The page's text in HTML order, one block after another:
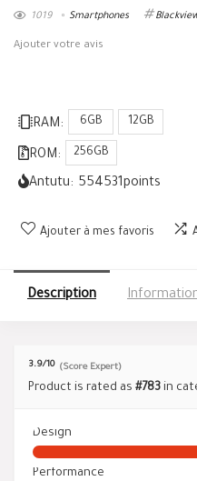
1019 Smartphones
Ajouter votre avis
RAM: 6GB 12GB
ROM: 256GB
Antutu: 554531points
Ajouter à mes favoris
Description
3.9/10 (Score Expert)
Product is rated as #783 in
Design
Performance